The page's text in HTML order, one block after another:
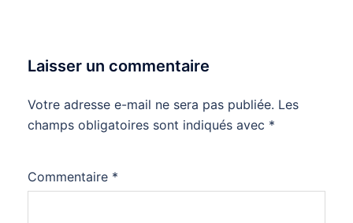
Laisser un commentaire
Votre adresse e-mail ne sera pas publiée. Les
champs obligatoires sont indiqués avec *
Commentaire *